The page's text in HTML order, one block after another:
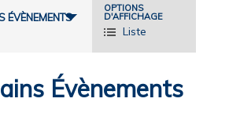
ÉVÈNEMENTS
Navigation
par
l'affichage
des
OPTIONS
D'AFFICHAGE
Liste
Évènements